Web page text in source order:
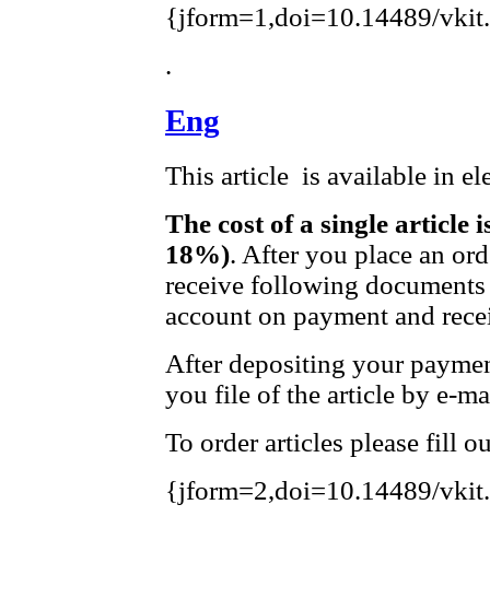
{jform=1,doi=10.14489/
.
Eng
This article is available in
The cost of a single article
18%). After you place an
receive following
account on payment and
After depositing your
you file of the article by e-
To order articles please fill
{jform=2,doi=10.14489/